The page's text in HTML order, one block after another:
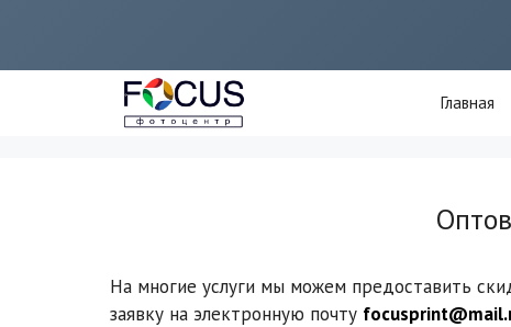
содержимому
Главная
На многие услуги мы можем предоставить
заявку на электронную почту